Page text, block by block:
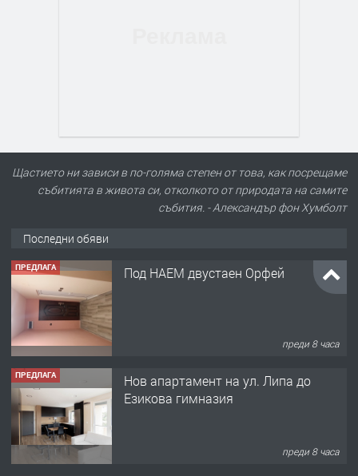
Щастието ни зависи в по-голяма степен от това, как посрещаме
събитията в живота си, отколкото от природата на самите
събития. - Александър фон Хумболт
Последни обяви
ПРЕДЛАГА Под НАЕМ двустаен Орфей
преди 8 часа
ПРЕДЛАГА
Нов апартамент на ул. Липа до
Езикова гимназия
преди 8 часа